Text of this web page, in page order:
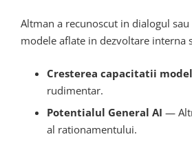
Altman a recunoscut in dialogul
modele aflate in dezvoltare interna
Cresterea capacitatii
rudimentar.
Potentialul General AI —
al rationamentului.